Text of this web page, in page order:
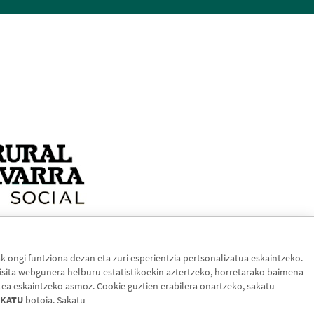
funtziona dezan eta zuri esperientzia pertsonalizatua eskaintzeko.
webgunera helburu estatistikoekin aztertzeko, horretarako baimena
eskaintzeko asmoz. Cookie guztien erabilera onartzeko, sakatu
botoia. Sakatu